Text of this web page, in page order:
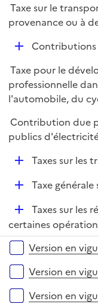
p
l
r
Taxe sur le
provenance ou à
D
p
l
i
e
r
Contributions
Taxe pour le
professionnelle
l'automobile, du
Contribution due
publics
D
e
r
Taxes sur les
D
l
e
r
Taxe
D
é
p
e
r
Taxes sur les
certaines
Versions sur la
Version en
Version en
Version en